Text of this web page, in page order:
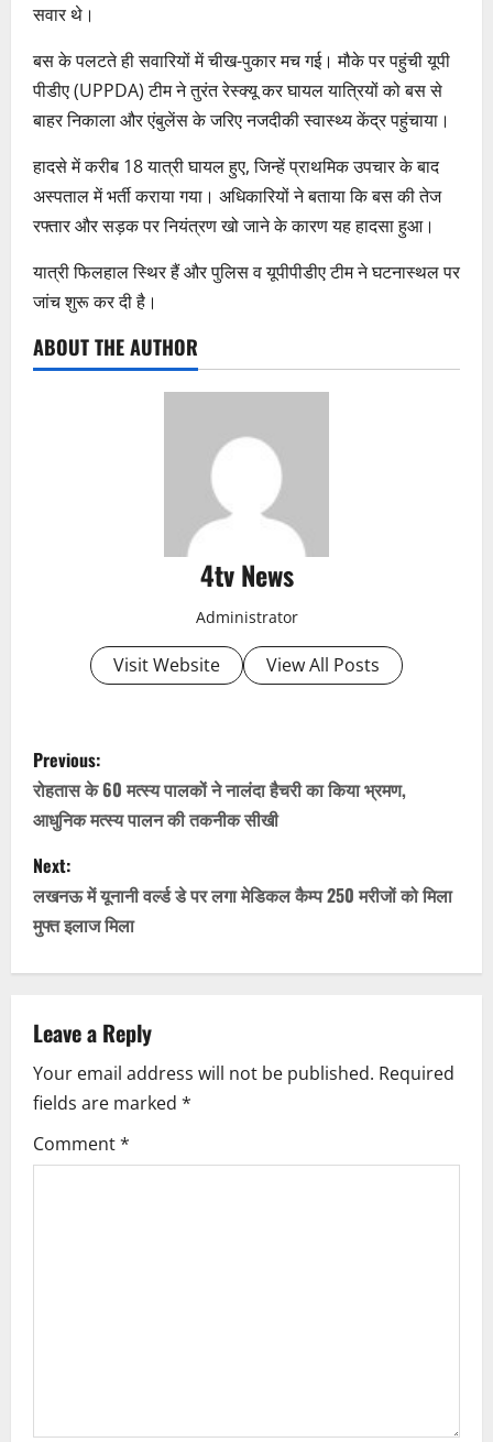
सवार थे।
बस के पलटते ही सवारियों में चीख-पुकार मच गई। मौके पर पहुंची यूपी
पीडीए (UPPDA) टीम ने तुरंत रेस्क्यू कर घायल यात्रियों को बस से
बाहर निकाला और एंबुलेंस के जरिए नजदीकी स्वास्थ्य केंद्र पहुंचाया।
हादसे में करीब 18 यात्री घायल हुए, जिन्हें प्राथमिक उपचार के बाद
अस्पताल में भर्ती कराया गया। अधिकारियों ने बताया कि बस की तेज
रफ्तार और सड़क पर नियंत्रण खो जाने के कारण यह हादसा हुआ।
यात्री फिलहाल स्थिर हैं और पुलिस व यूपीपीडीए टीम ने घटनास्थल पर
जांच शुरू कर दी है।
ABOUT THE AUTHOR
4tv News
Administrator
Visit Website View All Posts
P
o
s
t
n
a
v
i
g
a
Previous:
रोहतास के 60 मत्स्य पालकों ने नालंदा हैचरी का किया भ्रमण,
आधुनिक मत्स्य पालन की तकनीक सीखी
Next:
लखनऊ में यूनानी वर्ल्ड डे पर लगा मेडिकल कैम्प 250 मरीजों को मिला
मुफ्त इलाज मिला
Leave a Reply
Your email address will not be published. Required
fields are marked *
Comment*